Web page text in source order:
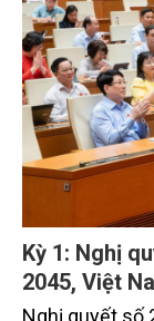
Kỳ 1: Nghị
2045, Việt
Nghị quyết số